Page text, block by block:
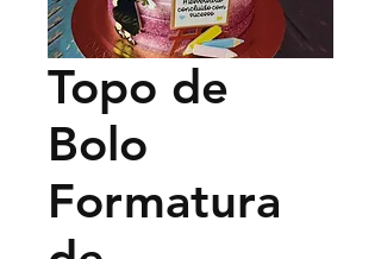
Topo de
Bolo
Formatura